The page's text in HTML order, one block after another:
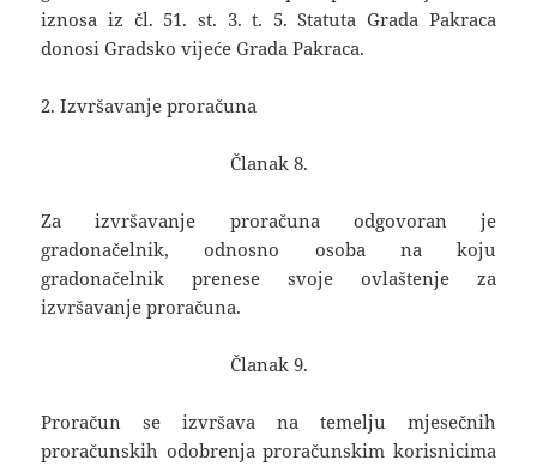
iznosa iz čl. 51. st. 3. t. 5. Statuta Grada Pakraca
donosi Gradsko vijeće Grada Pakraca.
2. Izvršavanje proračuna
Članak 8.
Za izvršavanje proračuna odgovoran je
gradonačelnik, odnosno osoba na koju
gradonačelnik prenese svoje ovlaštenje za
izvršavanje proračuna.
Članak 9.
Proračun se izvršava na temelju mjesečnih
proračunskih odobrenja proračunskim korisnicima